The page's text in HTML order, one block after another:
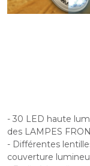
- 30 LED haute
des LAMPES
- Différentes
couverture